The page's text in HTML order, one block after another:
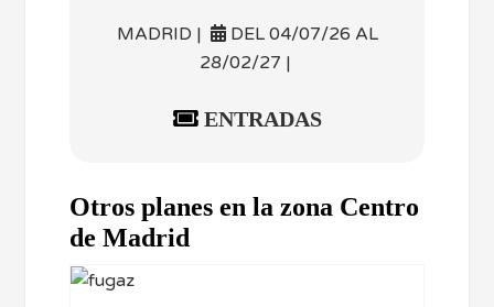
MADRID |
DEL 04/07/26 AL
28/02/27 |
ENTRADAS
Otros planes en la zona Centro
de Madrid